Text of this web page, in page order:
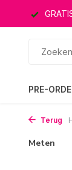
PRE-
Terug
Meten